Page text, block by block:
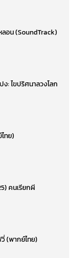
อน (SoundTrack)
: ไขปริศนาลวงโลก
ทย)
คนเรียกผี
วี่ (พากย์ไทย)